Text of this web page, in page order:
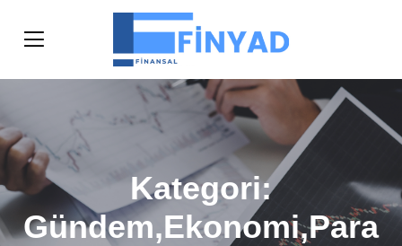
Kategori:
Gündem,Ekonomi,Para